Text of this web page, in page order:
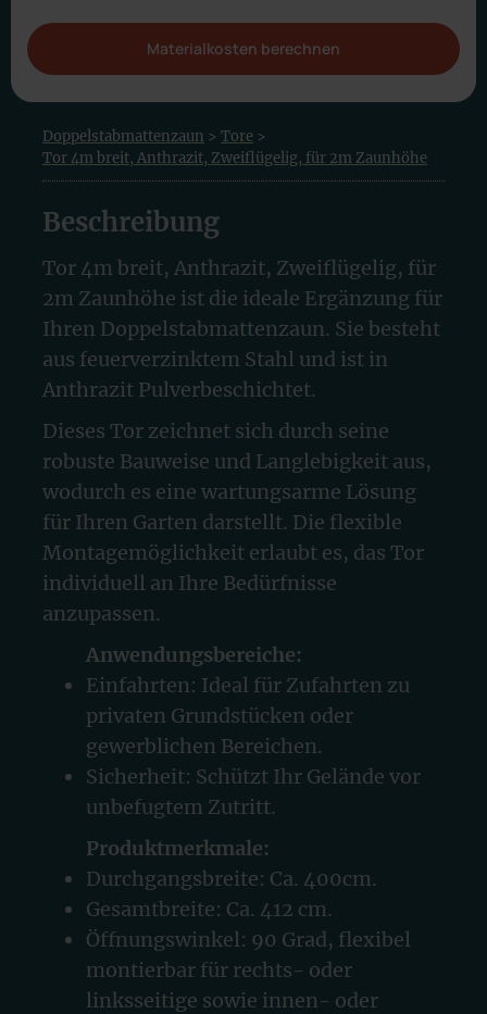
Materialkosten berechnen
Doppelstabmattenzaun > Tore >
Tor 4m breit, Anthrazit, Zweiflügelig, für 2m Zaunhöhe
Beschreibung
Tor 4m breit, Anthrazit, Zweiflügelig, für
2m Zaunhöhe ist die ideale Ergänzung für
Ihren Doppelstabmattenzaun. Sie besteht
aus feuerverzinktem Stahl und ist in
Anthrazit Pulverbeschichtet.
Dieses Tor zeichnet sich durch seine
robuste Bauweise und Langlebigkeit aus,
wodurch es eine wartungsarme Lösung
für Ihren Garten darstellt. Die flexible
Montagemöglichkeit erlaubt es, das Tor
individuell an Ihre Bedürfnisse
anzupassen.
Anwendungsbereiche:
Einfahrten: Ideal für Zufahrten zu
privaten Grundstücken oder
gewerblichen Bereichen.
Sicherheit: Schützt Ihr Gelände vor
unbefugtem Zutritt.
Produktmerkmale:
Durchgangsbreite: Ca. 400cm.
Gesamtbreite: Ca. 412 cm.
Öffnungswinkel: 90 Grad, flexibel
montierbar für rechts- oder
linksseitige sowie innen- oder